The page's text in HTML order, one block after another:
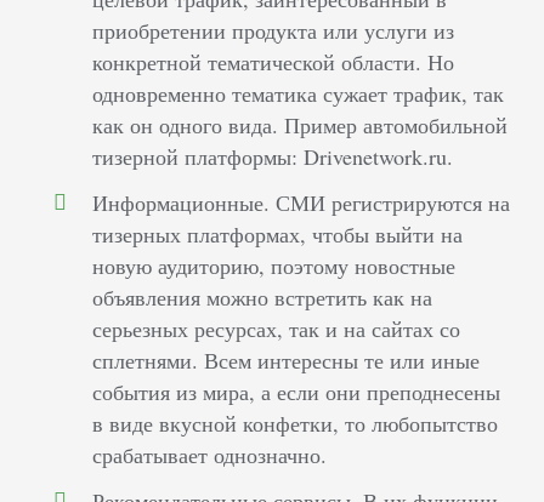
приобретении продукта или услуги из
конкретной тематической области. Но
одновременно тематика сужает трафик, так
как он одного вида. Пример автомобильной
тизерной платформы: Drivenetwork.ru.
Информационные. СМИ регистрируются на
тизерных платформах, чтобы выйти на
новую аудиторию, поэтому новостные
объявления можно встретить как на
серьезных ресурсах, так и на сайтах со
сплетнями. Всем интересны те или иные
события из мира, а если они преподнесены
в виде вкусной конфетки, то любопытство
срабатывает однозначно.